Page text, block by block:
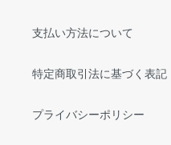
支払い方法について
特定商取引法に基づく表記
プライバシーポリシー